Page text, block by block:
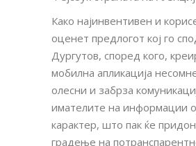
Како најинвентивен и
оценет предлогот кој го
Дургутов, според кого,
мобилна апликација
олесни и забрза
имателите на информации
карактер, што пак ќе
градење на